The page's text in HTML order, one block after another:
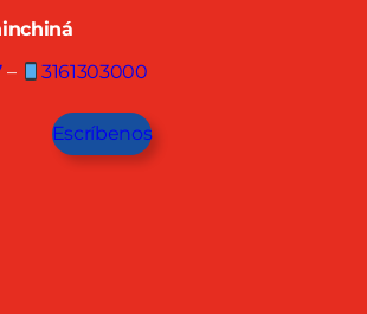
– 3161303000
Escríbenos